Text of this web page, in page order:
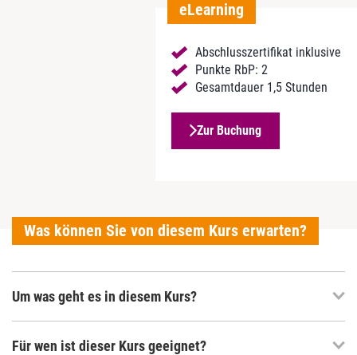
eLearning
Abschlusszertifikat inklusive
Punkte RbP: 2
Gesamtdauer 1,5 Stunden
Zur Buchung
Was können Sie von diesem Kurs erwarten?
Um was geht es in diesem Kurs?
Für wen ist dieser Kurs geeignet?